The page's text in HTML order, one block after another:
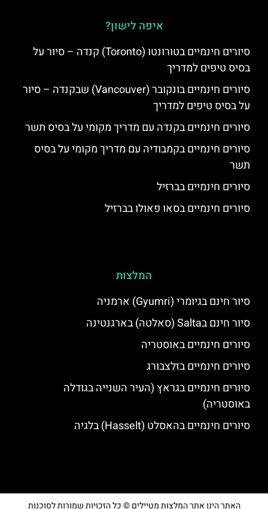
איפה לישון?
סיורים חינמיים בטורונטו (Toronto) קנדה – סיור על
בסיס טיפים למדריך
סיורים חינמיים בונקובר (Vancouver) שבקנדה – סיור
על בסיס טיפים למדריך
סיורים חינמיים בקנדה עם מדריך מקומי על בסיס תשר
סיורים חינמיים בקמבודיה עם מדריך מקומי על בסיס
תשר
סיורים חינמיים בברזיל
סיורים חינמיים בסאו פאולו בברזיל
המלצות
סיור חינם בגיומרי (Gyumri) ארמניה
סיור חינם בSalta (סאלטה) בארגנטינה
סיורים חינמיים באוסטריה
סיורים חינמיים בזלצבורג
סיורים חינמיים בגראץ (העיר השנייה בגודלה
באוסטריה)
סיורים חינמיים בהאסלט (Hasselt) בלגיה
האתר הינו אתר המלצות מטיילים © כל הזכויות שמורות לסוכנות